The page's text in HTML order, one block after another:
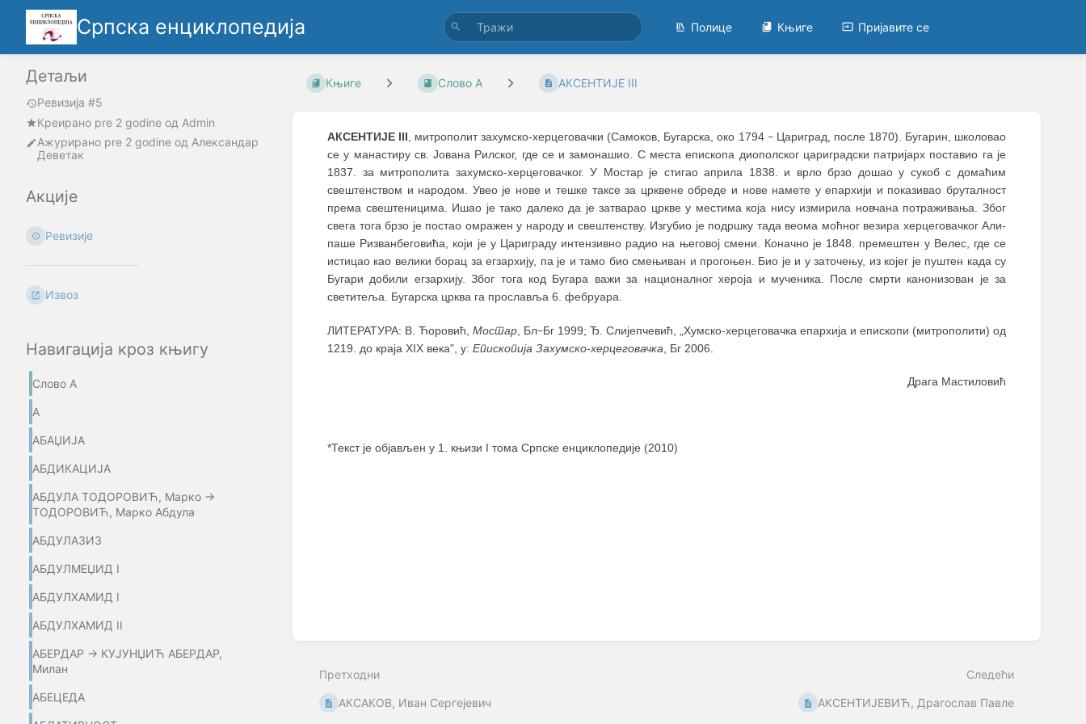
Српска енциклопедија Полице Књиге Пријавите се
Детаљи
Ревизија #5
Креирано pre 2 godine oд Admin
Ажурирано pre 2 godine од Александар
Деветак
Акције
Ревизије
Извоз
Навигација кроз књигу
Слово А
А
АБАЏИЈA
АБДИКАЦИЈА
АБДУЛА ТОДОРОВИЋ, Марко →
ТОДОРОВИЋ, Марко Абдула
АБДУЛАЗИЗ
АБДУЛМЕЏИД I
АБДУЛХАМИД I
АБДУЛХАМИД II
АБЕРДАР → КУЈУНЏИЋ АБЕРДАР,
Милан
АБЕЦЕДА
Књиге Слово А АКСЕНТИЈЕ III
АКСЕНТИЈЕ III, митрополит захумско-херцеговачки (Самоков, Бугарска, око 1794 –Цариград, после 1870). Бугарин, школовао
се у манастиру св. Јована Рилског, где се и замонашио. С места епископа диополског цариградски патријарх поставио га је
1837. за митрополита захумско-херцеговачког. У Мостар је стигао априла 1838. и врло брзо дошао у сукоб с домаћим
свештенством и народом. Увео је нове и тешке таксе за црквене обреде и нове намете у епархији и показивао бруталност
према свештеницима. Ишао је тако далеко да је затварао цркве у местима која нису измирила новчана потраживања. Због
свега тога брзо је постао омражен у народу и свештенству. Изгубио је подршку тада веома моћног везира херцеговачког Али-
паше Ризванбеговића, који је у Цариграду интензивно радио на његовој смени. Коначно је 1848. премештен у Велес, где се
истицао као велики борац за eгзархију, па је и тамо био смењиван и прогоњен. Био је и у заточењу, из којег је пуштен када су
Бугари добили егзархију. Због тога код Бугара важи за националног хероја и мученика. После смрти канонизован је за
светитеља. Бугарска црква га прославља 6. фебруара.
ЛИТЕРАТУРА: В. Ћоровић, Мостар , Бл–Бг 1999; Ђ. Слијепчевић, „Хумско-херцеговачка епархија и епископи (митрополити) од
1219. до краја XIX века", у: Епископија Захумско-херцеговачка , Бг 2006.
Драга Мастиловић
*Текст је објављен у 1. књизи I тома Српске енциклопедије (2010)
Претходни
АКСАКОВ, Иван Сергејевич
Следећи
АКСЕНТИЈЕВИЋ, Драгослав Павле